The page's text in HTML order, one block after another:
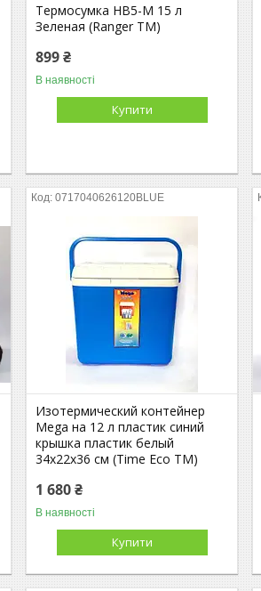
Термосумка HB5-M 15 л
Зеленая (Ranger TM)
899 ₴
В наявності
Купити
0717040626120BLUE
Изотермический контейнер
Mega на 12 л пластик синий
крышка пластик белый
34х22х36 см (Time Eco TM)
1 680 ₴
В наявності
Купити